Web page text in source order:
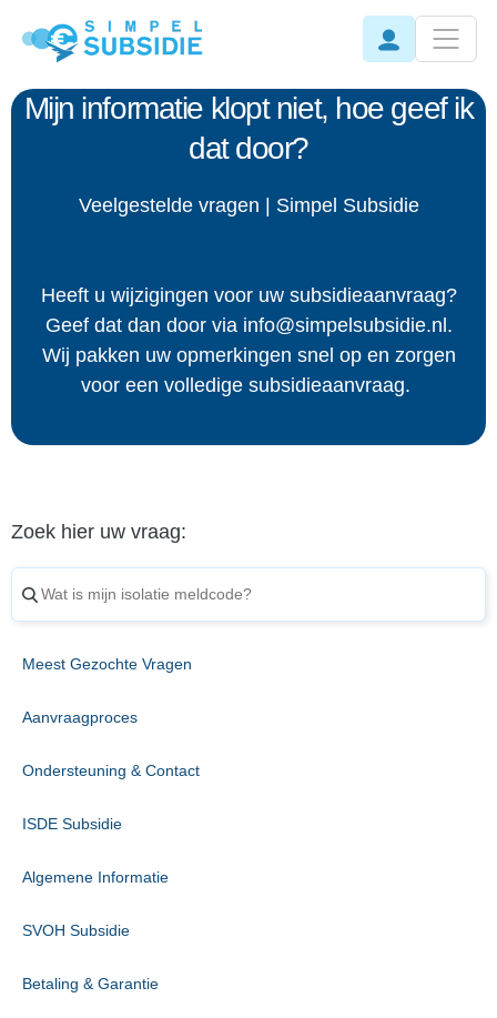
Mijn informatie klopt niet, hoe geef ik
dat door?
Veelgestelde vragen | Simpel Subsidie
Heeft u wijzigingen voor uw subsidieaanvraag?
Geef dat dan door via info@simpelsubsidie.nl.
Wij pakken uw opmerkingen snel op en zorgen
voor een volledige subsidieaanvraag.
Zoek hier uw vraag:
Meest Gezochte Vragen
Aanvraagproces
Ondersteuning & Contact
ISDE Subsidie
Algemene Informatie
SVOH Subsidie
Betaling & Garantie